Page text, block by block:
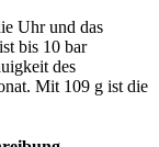
Uhr und das
bis 10 bar
des
Mit 109 g ist die